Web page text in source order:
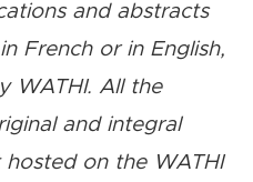
and abstracts
French or in English,
WATHI. All the
and integral
on the WATHI